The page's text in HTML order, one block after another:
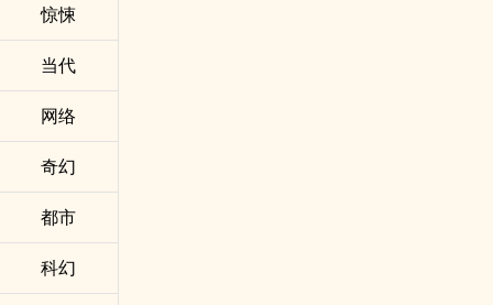
惊悚
当代
网络
奇幻
都市
科幻